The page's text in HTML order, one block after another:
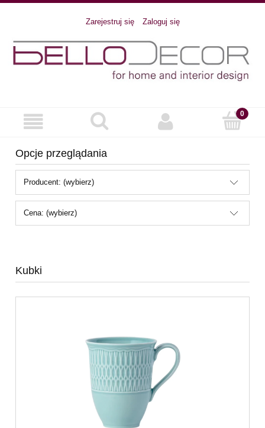
Zarejestruj się Zaloguj się
Opcje przeglądania
Producent: (wybierz)
Cena: (wybierz)
Kubki